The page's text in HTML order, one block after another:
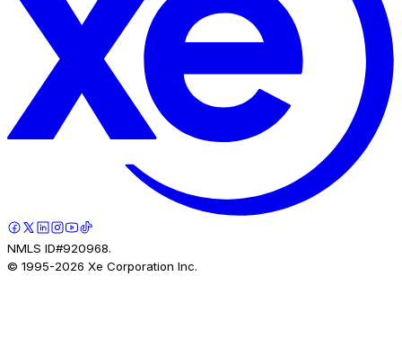
NMLS ID#920968.
© 1995-2026 Xe Corporation Inc.